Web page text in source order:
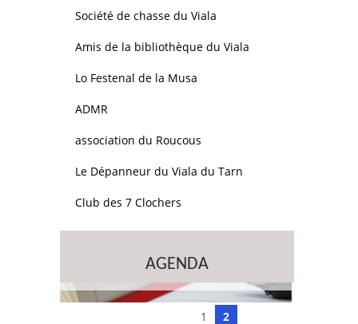
Société de chasse du Viala
Amis de la bibliothèque du Viala
Lo Festenal de la Musa
ADMR
association du Roucous
Le Dépanneur du Viala du Tarn
Club des 7 Clochers
AGENDA
1
2